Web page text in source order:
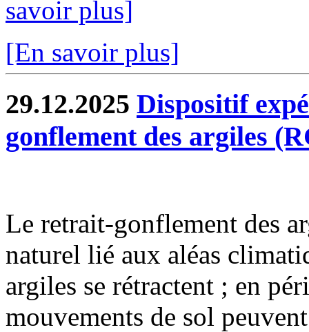
savoir plus]
[En savoir plus]
29.12.2025 Dispositif
gonflement des argiles
Le retrait-gonflement des
naturel lié aux aléas
argiles se rétractent ; en
mouvements de sol